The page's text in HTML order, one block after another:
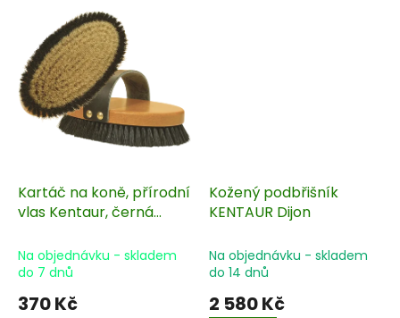
Kartáč na koně, přírodní
vlas Kentaur, černá
Na objednávku - skladem
do 7 dnů
370 Kč
Kožený podbřišník
KENTAUR Dijon
Na objednávku - skladem
do 14 dnů
2 580 Kč